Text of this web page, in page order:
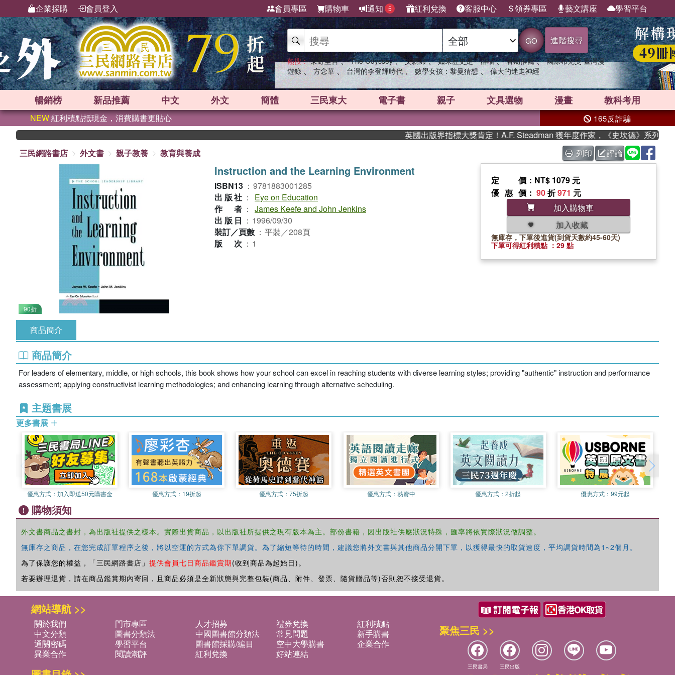
企業採購 會員登入 會員專區 購物車 通知 5 紅利兌換 客服中心 領券專區 藝文講座 學習平台
GO 進階搜尋
熱搜： 東野圭吾 、 The Odyssey 、 父親節 、 如果歷史是一群喵 、 暑期推薦 、 國際布克獎 臺灣漫
遊錄 、 方念華 、 台灣的李登輝時代 、 數學女孩：黎曼猜想 、 偉大的迷走神經
暢銷榜 新品推薦 中文 外文 簡體 三民東大 電子書 親子 文具選物 漫畫 教科考用
NEW紅利積點抵現金，消費購書更貼心 165反詐騙
英國出版界指標大獎肯定！A.F. Steadman 獲年度作家，《史坎德》系列帶你踏
三民網路書店
外文書 親子教養 教育與養成 列印 評論
90折
Instruction and the Learning Environment
ISBN13 ： 9781883001285
出版社 ：
Eye on Education
作者 ： James Keefe and John Jenkins
出版日 ： 1996/09/30
裝訂／頁數 ： 平裝／208頁
版次 ： 1
定價 ：NT$ 1079 元
優惠價 ： 90折971 元
加入購物車
加入收藏
無庫存，下單後進貨(到貨天數約45-60天)
下單可得紅利積點 ：29 點
商品簡介
商品簡介
For leaders of elementary, middle, or high schools, this book shows how your school can excel in reaching students with diverse learning styles; providing "authentic" instruction and performance
assessment; applying constructivist learning methodologies; and enhancing learning through alternative scheduling.
主題書展
更多書展
優惠方式： 加入即送50元購書金 優惠方式： 19折起 優惠方式：75折起 優惠方式： 熱賣中 優惠方式：2折起 優惠方式：99元起
購物須知
外文書商品之書封，為出版社提供之樣本。實際出貨商品，以出版社所提供之現有版本為主。部份書籍，因出版社供應狀況特殊，匯率將依實際狀況做調整。
無庫存之商品，在您完成訂單程序之後，將以空運的方式為你下單調貨。為了縮短等待的時間，建議您將外文書與其他商品分開下單，以獲得最快的取貨速度，平均調貨時間為1~2個月。
為了保護您的權益，「三民網路書店」 提供會員七日商品鑑賞期(收到商品為起始日)。
若要辦理退貨，請在商品鑑賞期內寄回，且商品必須是全新狀態與完整包裝(商品、附件、發票、隨貨贈品等)否則恕不接受退貨。
網站導航 >>
關於我們 門市專區 人才招募 禮券兌換
紅利積點
中文分類
圖書分類法 中國圖書館分類法 常見問題
新手購書
通關密碼
學習平台 圖書館採購/編目 空中大學購書
企業合作
異業合作
閱讀潮評 紅利兌換 好站連結
聚焦三民 >>
三民書局 三民出版